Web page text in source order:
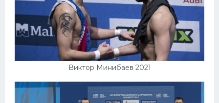
Виктор Минибаев 2021